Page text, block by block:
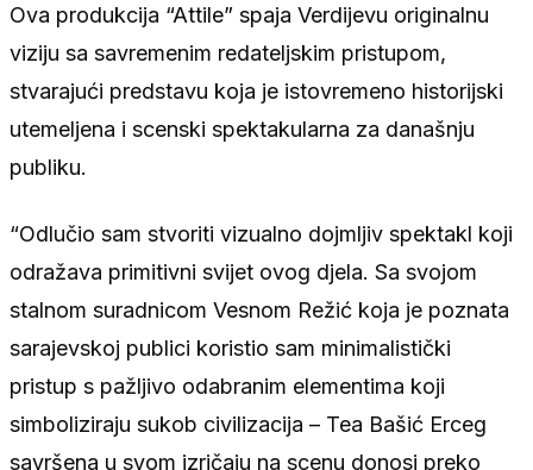
Ova produkcija “Attile” spaja Verdijevu originalnu
viziju sa savremenim redateljskim pristupom,
stvarajući predstavu koja je istovremeno historijski
utemeljena i scenski spektakularna za današnju
publiku.
“Odlučio sam stvoriti vizualno dojmljiv spektakl koji
odražava primitivni svijet ovog djela. Sa svojom
stalnom suradnicom Vesnom Režić koja je poznata
sarajevskoj publici koristio sam minimalistički
pristup s pažljivo odabranim elementima koji
simboliziraju sukob civilizacija – Tea Bašić Erceg
savršena u svom izričaju na scenu donosi preko